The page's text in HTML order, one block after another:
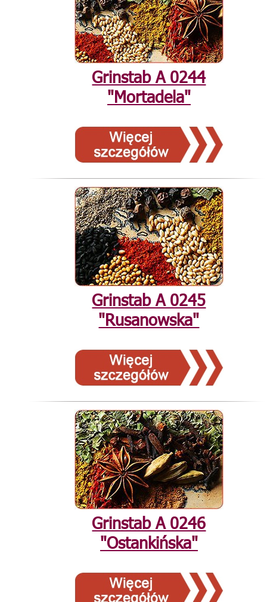
Grinstab А 0244
"Mortadela"
Grinstab А 0245
"Rusanowska"
Grinstab А 0246
"Ostankińska"